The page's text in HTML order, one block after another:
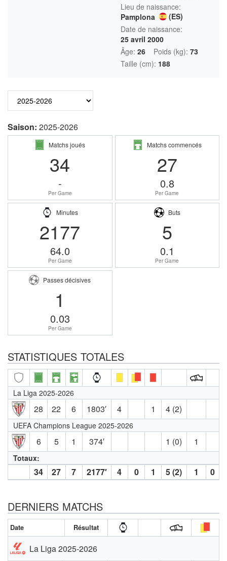
Lieu de naissance:
Pamplona
(ES)
Date de naissance:
25 avril 2000
Âge: 26 Poids (kg): 73
Taille (cm): 188
Saison: 2025-2026
Matchs joués
34
-
Per Game
Matchs commencés
27
0.8
Per Game
Minutes
2177
64.0
Per Game
Buts
5
0.1
Per Game
Passes décisives
1
0.03
Per Game
STATISTIQUES TOTALES
La Liga 2025-2026
28 22 6 1803′ 4 1 4 (2)
UEFA Champions League 2025-2026
6 5 1 374′ 1 (0) 1
Totaux:
34 27 7 2177′ 4 0 1 5 (2) 1 0
DERNIERS MATCHS
Date Résultat
La Liga 2025-2026